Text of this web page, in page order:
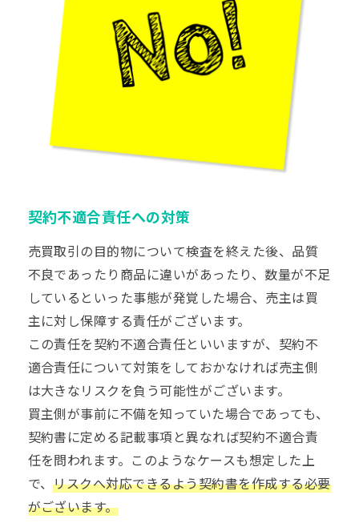
契約不適合責任への対策
売買取引の目的物について検査を終えた後、品質
不良であったり商品に違いがあったり、数量が不足
しているといった事態が発覚した場合、売主は買
主に対し保障する責任がございます。
この責任を契約不適合責任といいますが、契約不
適合責任について対策をしておかなければ売主側
は大きなリスクを負う可能性がございます。
買主側が事前に不備を知っていた場合であっても、
契約書に定める記載事項と異なれば契約不適合責
任を問われます。このようなケースも想定した上
で、リスクへ対応できるよう契約書を作成する必要
がございます。